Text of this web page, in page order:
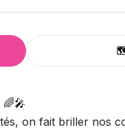
on fait briller nos